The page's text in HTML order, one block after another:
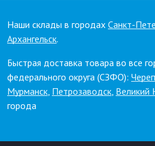
Наши склады в городах Санкт-
Архангельск.
Быстрая доставка товара во все
федерального округа (СЗФО):
Мурманск, Петрозаводск, Великий
города